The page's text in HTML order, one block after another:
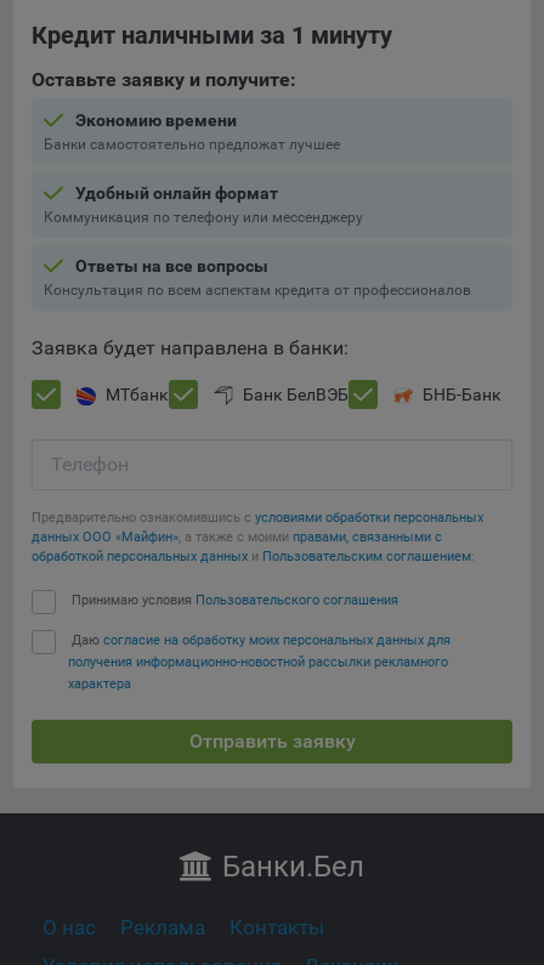
House Barrow Street Dublin 4, D04E5W5 Ireland.
Кредит наличными за 1 минуту
Оставьте заявку и получите:
Экономию времени
Банки самостоятельно предложат лучшее
Удобный онлайн формат
Коммуникация по телефону или мессенджеру
Ответы на все вопросы
Консультация по всем аспектам кредита от профессионалов
Заявка будет направлена в банки:
МТбанк Банк БелВЭБ БНБ-Банк
Телефон
Предварительно ознакомившись с условиями обработки персональных
данных ООО «Майфин», а также с моими правами, связанными с
обработкой персональных данных и Пользовательским соглашением:
Принимаю условия Пользовательского соглашения
Даю согласие на обработку моих персональных данных для
получения информационно-новостной рассылки рекламного
характера
Отправить заявку
Банки.Бел
О нас Реклама
Контакты